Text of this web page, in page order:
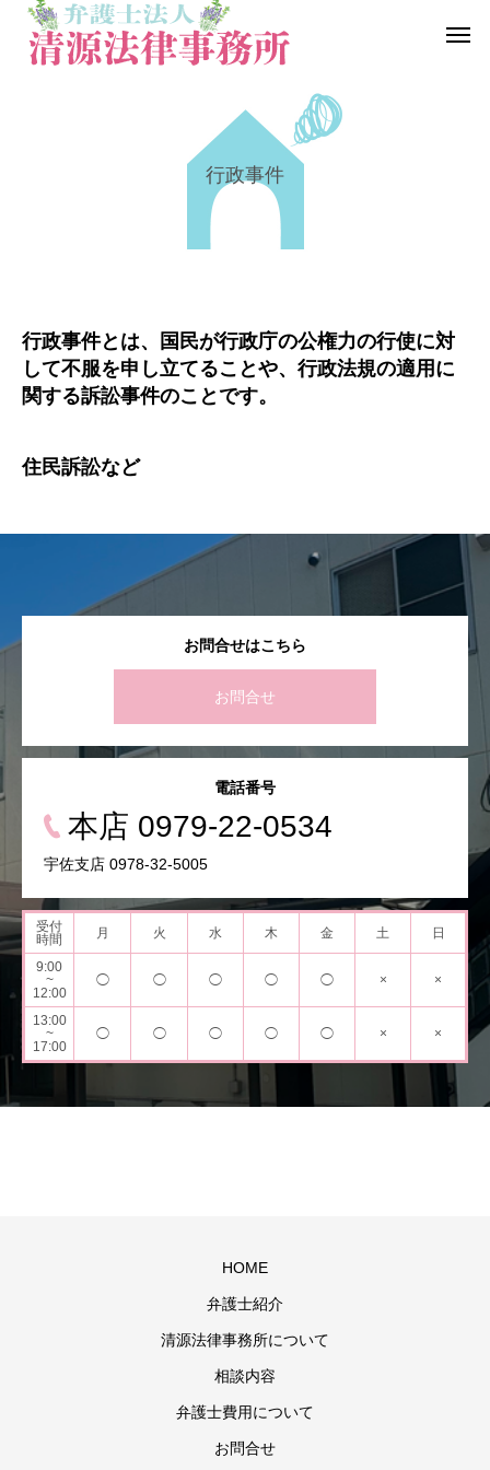
一般民事事件
労働問題 医療、介護
行政事件
行政事件とは、国民が行政庁の公権力の行使に対
して不服を申し立てることや、行政法規の適用に
関する訴訟事件のことです。
住民訴訟など
お問合せはこちら
お問合せ
電話番号
本店 0979-22-0534
宇佐支店 0978-32-5005
受付
時間
月 火 水 木 金 土 日
9:00
~
12:00
◯ ◯ ◯ ◯ ◯ × ×
13:00
~
17:00
◯ ◯ ◯ ◯ ◯ × ×
HOME
弁護士紹介
清源法律事務所について
相談内容
弁護士費用について
お問合せ